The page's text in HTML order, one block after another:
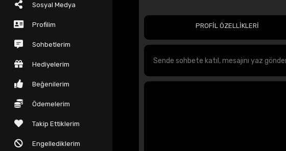
Sosyal Medya
Profilim
Sohbetlerim
Hediyelerim
Beğenilerim
Ödemelerim
Takip Ettiklerim
Engellediklerim
PROFİL ÖZELLİKLERİ